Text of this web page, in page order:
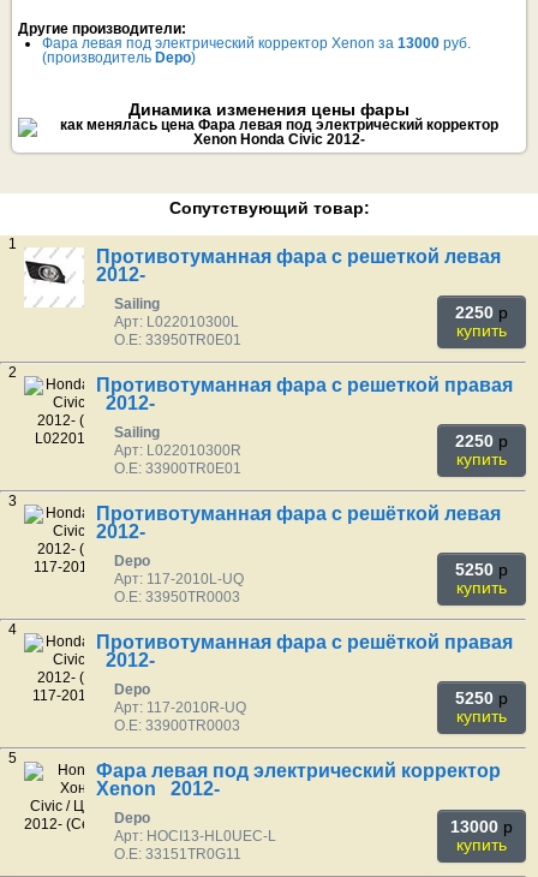
Другие производители:
Фара левая под электрический корректор Xenon за 13000 руб.
(производитель Depo)
Динамика изменения цены фары
Сопутствующий товар:
1
Противотуманная фара с решеткой левая
2012-
Sailing
Арт: L022010300L
O.E: 33950TR0E01
2250 p
купить
2
Противотуманная фара с решеткой правая
2012-
Sailing
Арт: L022010300R
O.E: 33900TR0E01
2250 p
купить
3
Противотуманная фара с решёткой левая
2012-
Depo
Арт: 117-2010L-UQ
O.E: 33950TR0003
5250 p
купить
4
Противотуманная фара с решёткой правая
2012-
Depo
Арт: 117-2010R-UQ
O.E: 33900TR0003
5250 p
купить
5
Фара левая под электрический корректор
Xenon 2012-
Depo
Арт: HOCI13-HL0UEC-L
O.E: 33151TR0G11
13000 p
купить